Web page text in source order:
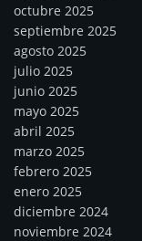
octubre 2025
septiembre 2025
agosto 2025
julio 2025
junio 2025
mayo 2025
abril 2025
marzo 2025
febrero 2025
enero 2025
diciembre 2024
noviembre 2024